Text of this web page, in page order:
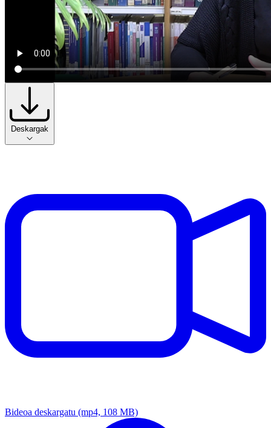
Deskargak
Bideoa deskargatu (mp4, 108 MB)